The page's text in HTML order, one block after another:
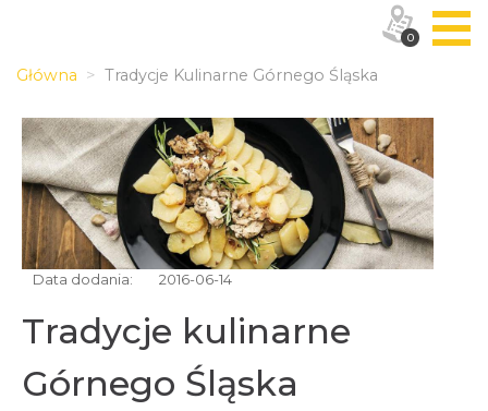
Główna Tradycje Kulinarne Górnego Śląska
Data dodania: 2016-06-14
Tradycje kulinarne
Górnego Śląska
0